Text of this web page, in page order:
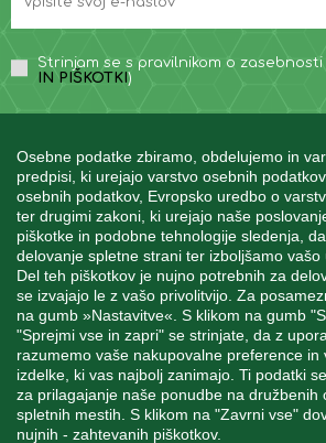
Osebne podatke zbiramo, obdelujemo in
predpisi, ki urejajo varstvo osebnih
osebnih podatkov, Evropsko uredbo o
ter drugimi zakoni, ki urejajo naše
piškotke in podobne tehnologije sledenja,
delovanje spletne strani ter izboljšamo vašo
Del teh piškotkov je nujno potrebnih za
se izvajajo le z vašo privolitvijo. Za
na gumb »Nastavitve«. S klikom na gumb
"Sprejmi vse in zapri" se strinjate, da z
razumemo vaše nakupovalne preference in
izdelke, ki vas najbolj zanimajo. Ti podatki
za prilagajanje naše ponudbe na družbenih
spletnih mestih. S klikom na "Zavrni vse"
nujnih - zahtevanih piškotkov.
Strinjam se s pravilnikom o zasebnosti
IN PIŠKOTKI )
INFORMACIJE
MOJ RAČUN
STORITEV ZA
SPREMLJAJTE